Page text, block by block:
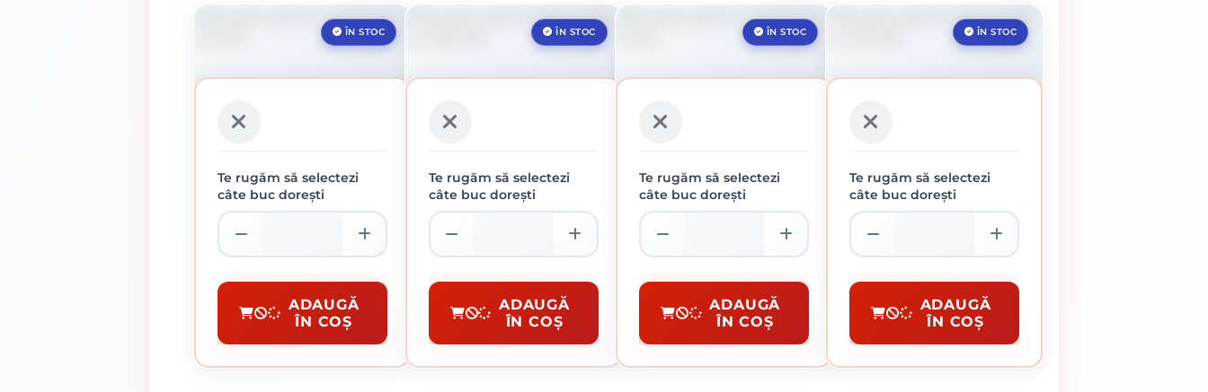
ÎN STOC
BURGHIU PENTRU METAL
Burghie HSS Metal
Te rugăm să selectezi
câte buc dorești
ADAUGĂ
ÎN COȘ
ÎN STOC
BURGHIU PENTRU BETON
Burghie SDS Beton
Te rugăm să selectezi
câte buc dorești
ADAUGĂ
ÎN COȘ
ÎN STOC
BURGHIU PENTRU METAL
Burghie HSS Metal
Te rugăm să selectezi
câte buc dorești
ADAUGĂ
ÎN COȘ
ÎN STOC
BURGHIU PENTRU BETON
Burghie SDS Beton
Te rugăm să selectezi
câte buc dorești
ADAUGĂ
ÎN COȘ